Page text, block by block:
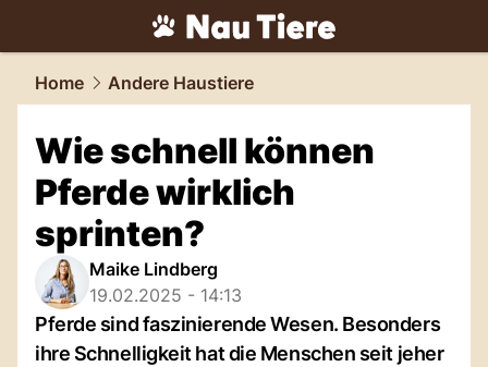
tiere.NAU.ch
Home Andere Haustiere
Wie schnell können
Pferde wirklich
sprinten?
Maike Lindberg
19.02.2025 - 14:13
Pferde sind faszinierende Wesen. Besonders
ihre Schnelligkeit hat die Menschen seit jeher